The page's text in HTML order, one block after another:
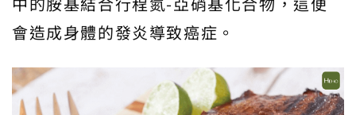
會造成身體的發炎導致癌症。